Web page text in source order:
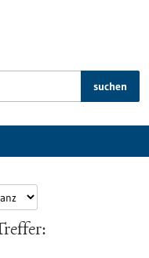
suchen